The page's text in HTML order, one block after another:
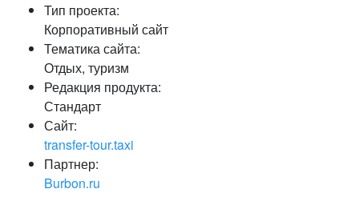
Пароль
Тип проекта:
Корпоративный сайт
Тематика сайта:
Отдых, туризм
Редакция продукта:
Стандарт
Сайт:
transfer-tour.taxi
Партнер:
Burbon.ru